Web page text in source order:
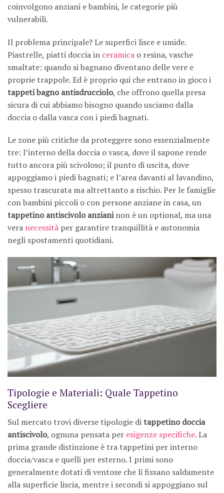
coinvolgono anziani e bambini, le categorie più
vulnerabili.
Il problema principale? Le superfici lisce e umide.
Piastrelle, piatti doccia in ceramica o resina, vasche
smaltate: quando si bagnano diventano delle vere e
proprie trappole. Ed è proprio qui che entrano in gioco i
tappeti bagno antisdrucciolo, che offrono quella presa
sicura di cui abbiamo bisogno quando usciamo dalla
doccia o dalla vasca con i piedi bagnati.
Le zone più critiche da proteggere sono essenzialmente
tre: l’interno della doccia o vasca, dove il sapone rende
tutto ancora più scivoloso; il punto di uscita, dove
appoggiamo i piedi bagnati; e l’area davanti al lavandino,
spesso trascurata ma altrettanto a rischio. Per le famiglie
con bambini piccoli o con persone anziane in casa, un
tappetino antiscivolo anzianinon è un optional, ma una
vera necessità per garantire tranquillità e autonomia
negli spostamenti quotidiani.
Tipologie e Materiali: Quale Tappetino
Scegliere
Sul mercato trovi diverse tipologie ditappetino doccia
antiscivolo, ognuna pensata per esigenze specifiche. La
prima grande distinzione è tra tappetini per interno
doccia/vasca e quelli per esterno. I primi sono
generalmente dotati di ventose che li fissano saldamente
alla superficie liscia, mentre i secondi si appoggiano sul